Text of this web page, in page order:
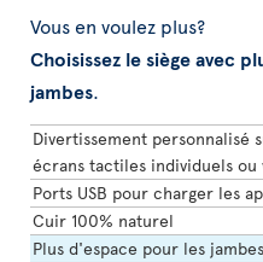
Vous en voulez plus?
Choisissez le siège avec
jambes.
Divertissement personnalisé
écrans tactiles individuels
Ports USB pour charger les
Cuir 100% naturel
Plus d'espace pour les